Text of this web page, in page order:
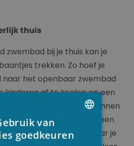
thuis
zwembad bij je thuis kan je
trekken. Zo hoef je
naar het openbaar zwembad
kinderen af te koelen op een
om even goed te ontspannen
baantjes te trekken! Met een
comfort en welzijn naar je
van
goedkeuren